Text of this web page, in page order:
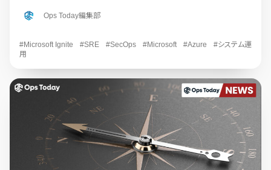
Ops Today編集部
#Microsoft Ignite #SRE #SecOps #Microsoft #Azure
#システム運
用